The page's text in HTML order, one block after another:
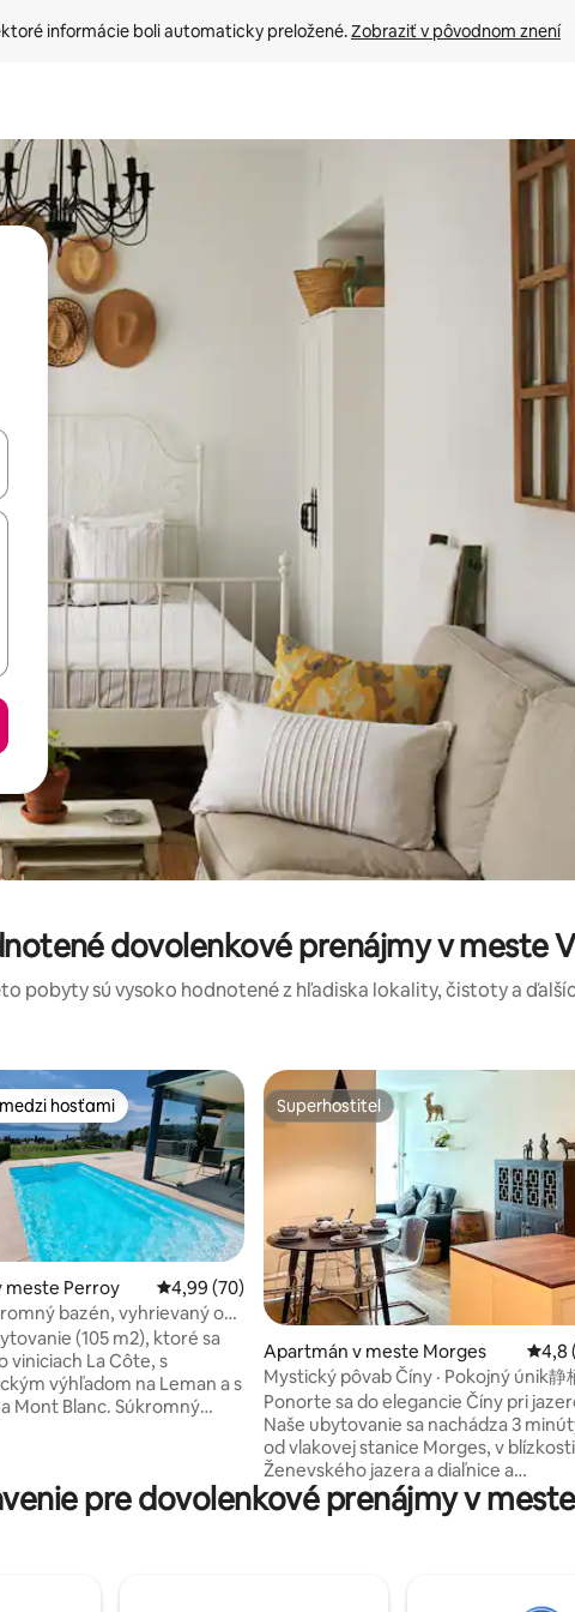
informácie boli automaticky preložené. Zobraziť v pôvodnom znení
pomocou klávesov so šípkami nahor a nadol alebo ich preskúmať
dovolenkové prenájmy v meste
pobyty sú vysoko hodnotené z hľadiska lokality, čistoty a
5 z 5, počet hodnotení: 152
hosťami
hosťami
meste Perroy Priemerné ohodnotenie 4,99 z 5, počet
4,99 (70)
bazén, vyhrievaný od
(105 m2), ktoré sa
viniciach La Côte, s
výhľadom na Leman a s
Mont Blanc. Súkromný
sa nachádzate v blízkosti
Letisko Ženeva je
Superhostiteľ
Superhostiteľ
Apartmán v meste Morges
4,8
Mystický pôvab Číny · Pokojný únik静
Ponorte sa do elegancie Číny pri
Naše ubytovanie sa nachádza 3
od vlakovej stanice Morges, v blízkosti
Ženevského jazera a diaľnice a
kombinuje čínsky šarm s moderným
komfortom. Čaká vás vyrezávaný
kúpeľňou. Prenosná klimatizácia na
pre dovolenkové prenájmy v